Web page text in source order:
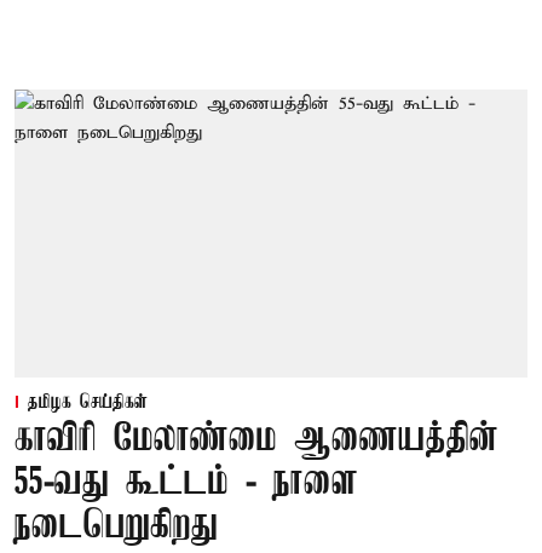
தமிழக செய்திகள்
காவிரி மேலாண்மை ஆணையத்தின்
55-வது கூட்டம் - நாளை
நடைபெறுகிறது